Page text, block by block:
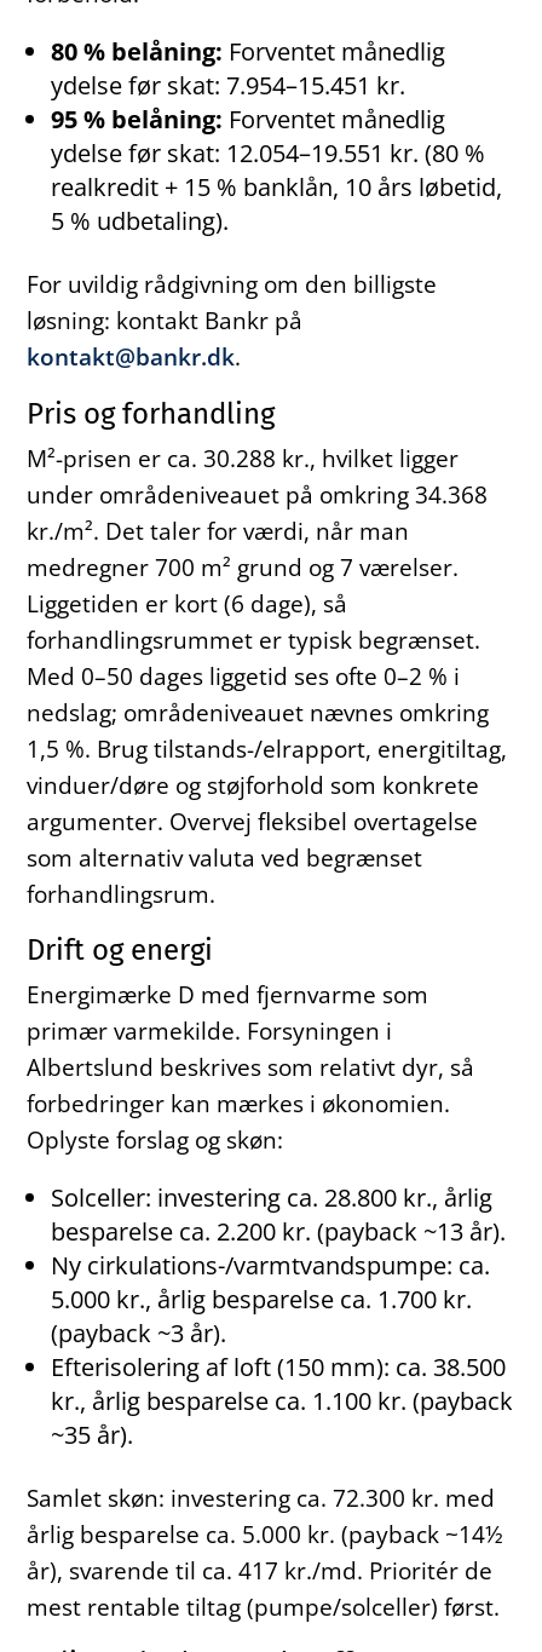
80 % belåning: Forventet månedlig
ydelse før skat: 7.954–15.451 kr.
95 % belåning: Forventet månedlig
ydelse før skat: 12.054–19.551 kr. (80 %
realkredit + 15 % banklån, 10 års løbetid,
5 % udbetaling).
For uvildig rådgivning om den billigste
løsning: kontakt Bankr på
kontakt@bankr.dk.
Pris og forhandling
M²-prisen er ca. 30.288 kr., hvilket ligger
under områdeniveauet på omkring 34.368
kr./m². Det taler for værdi, når man
medregner 700 m² grund og 7 værelser.
Liggetiden er kort (6 dage), så
forhandlingsrummet er typisk begrænset.
Med 0–50 dages liggetid ses ofte 0–2 % i
nedslag; områdeniveauet nævnes omkring
1,5 %. Brug tilstands-/elrapport, energitiltag,
vinduer/døre og støjforhold som konkrete
argumenter. Overvej fleksibel overtagelse
som alternativ valuta ved begrænset
forhandlingsrum.
Drift og energi
Energimærke D med fjernvarme som
primær varmekilde. Forsyningen i
Albertslund beskrives som relativt dyr, så
forbedringer kan mærkes i økonomien.
Oplyste forslag og skøn:
Solceller: investering ca. 28.800 kr., årlig
besparelse ca. 2.200 kr. (payback ~13 år).
Ny cirkulations-/varmtvandspumpe: ca.
5.000 kr., årlig besparelse ca. 1.700 kr.
(payback ~3 år).
Efterisolering af loft (150 mm): ca. 38.500
kr., årlig besparelse ca. 1.100 kr. (payback
~35 år).
Samlet skøn: investering ca. 72.300 kr. med
årlig besparelse ca. 5.000 kr. (payback ~14½
år), svarende til ca. 417 kr./md. Prioritér de
mest rentable tiltag (pumpe/solceller) først.